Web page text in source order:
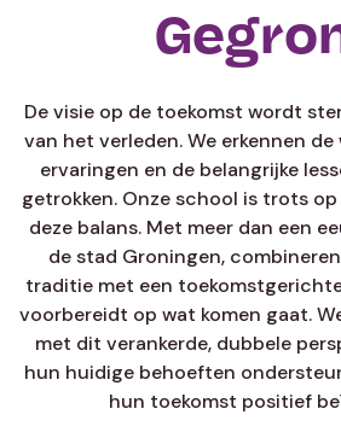
De visie op de toekomst wordt
van het verleden. We erkennen
ervaringen en de belangrijke
getrokken. Onze school is trots
deze balans. Met meer dan een
de stad Groningen,
traditie met een
voorbereidt op wat komen gaat.
met dit verankerde, dubbele
hun huidige behoeften
hun toekomst positief